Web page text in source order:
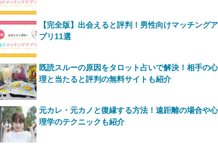
【完全版】出会えると評判！男性向けマッチングア
プリ11選
既読スルーの原因をタロット占いで解決！相手の心
理と当たると評判の無料サイトも紹介
元カレ・元カノと復縁する方法！遠距離の場合や心
理学のテクニックも紹介